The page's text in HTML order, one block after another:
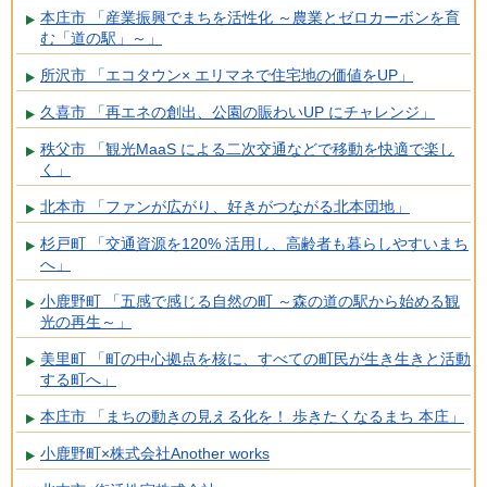
本庄市 「産業振興でまちを活性化 ～農業とゼロカーボンを育
む「道の駅」～」
所沢市 「エコタウン× エリマネで住宅地の価値をUP」
久喜市 「再エネの創出、公園の賑わいUP にチャレンジ」
秩父市 「観光MaaS による二次交通などで移動を快適で楽し
く」
北本市 「ファンが広がり、好きがつながる北本団地」
杉戸町 「交通資源を120% 活用し、高齢者も暮らしやすいまち
へ」
小鹿野町 「五感で感じる自然の町 ～森の道の駅から始める観
光の再生～」
美里町 「町の中心拠点を核に、すべての町民が生き生きと活動
する町へ」
本庄市 「まちの動きの見える化を！ 歩きたくなるまち 本庄」
小鹿野町×株式会社Another works